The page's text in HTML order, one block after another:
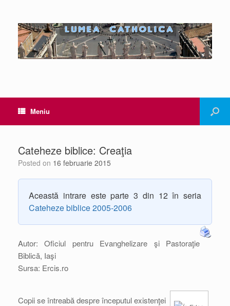
Meniu
Cateheze biblice: Creaţia
Posted on 16 februarie 2015
Această intrare este parte 3 din 12 în seria
Cateheze biblice 2005-2006
Autor: Oficiul pentru Evanghelizare şi Pastoraţie
Biblică, Iaşi
Sursa: Ercis.ro
Copii se întreabă despre începutul existenţei